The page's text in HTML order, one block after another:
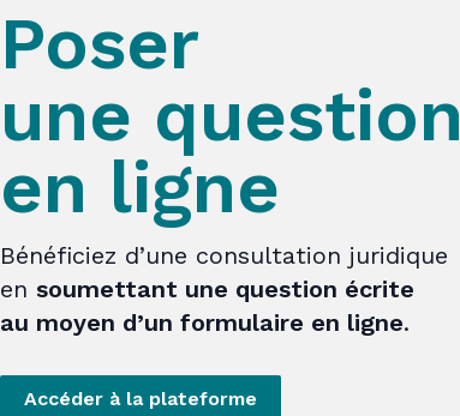
Poser
une question
en ligne
Bénéficiez d’une consultation juridique
en soumettant une question écrite
au moyen d’un formulaire en ligne.
Accéder à la plateforme